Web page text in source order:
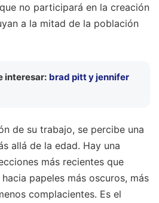
no participará en la creación
a la mitad de la población
interesar: brad pitt y jennifer
de su trabajo, se percibe una
allá de la edad. Hay una
más recientes que
papeles más oscuros, más
complacientes. Es el